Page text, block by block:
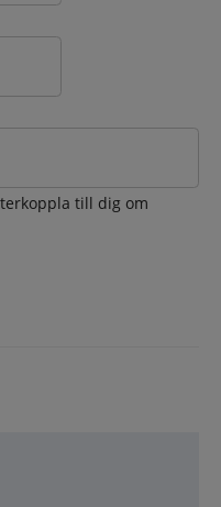
till dig om